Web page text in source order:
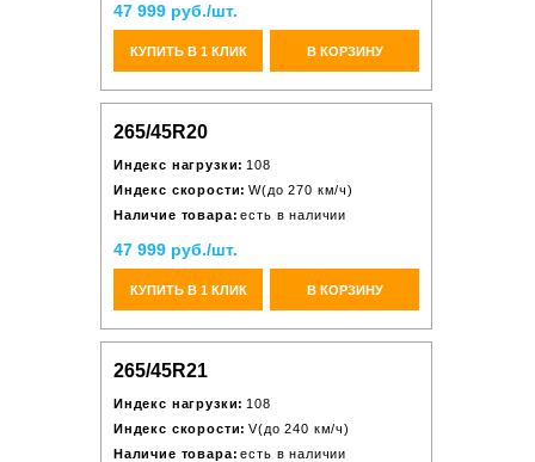
47 999 руб./шт.
КУПИТЬ В 1 КЛИК В КОРЗИНУ
265/45R20
Индекс нагрузки: 108
Индекс скорости: W(до 270 км/ч)
Наличие товара: есть в наличии
47 999 руб./шт.
КУПИТЬ В 1 КЛИК В КОРЗИНУ
265/45R21
Индекс нагрузки: 108
Индекс скорости: V(до 240 км/ч)
Наличие товара: есть в наличии